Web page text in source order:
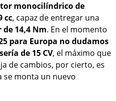
monocilíndrico de
cc, capaz de entregar una
de 14,4 Nm. En el momento
para Europa no dudamos
de 15 CV, el máximo que
de cambios, por cierto, es
se monta un nuevo